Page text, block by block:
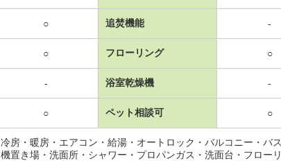
○ 追焚機能 -
○ フローリング ○
- 浴室乾燥機 -
○ ペット相談可 ○
冷房・暖房・エアコン・給湯・オートロック・バルコニー・バ
機置き場・洗面所・シャワー・プロパンガス・洗面台・フロー